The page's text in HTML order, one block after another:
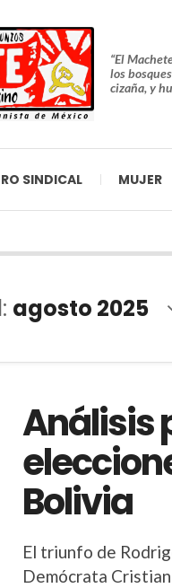
“El
los
cizaña, y
SINDICAL MUJER
agosto 2025
Análisis
Bolivia
El triunfo de
Demócrata